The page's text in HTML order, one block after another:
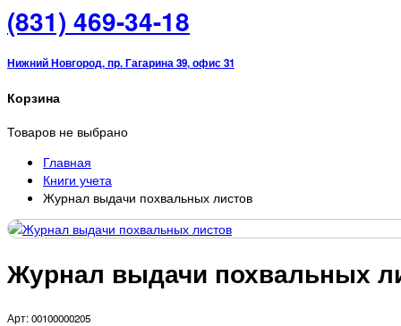
(831) 469-34-18
Нижний Новгород, пр. Гагарина 39, офис 31
Корзина
Товаров не выбрано
Главная
Книги учета
Журнал выдачи похвальных листов
Журнал выдачи похвальных
Арт: 00100000205